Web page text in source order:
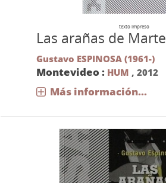
texto impreso
Las arañas de Marte
Gustavo ESPINOSA (1961-)
Montevideo : HUM , 2012
Más información...